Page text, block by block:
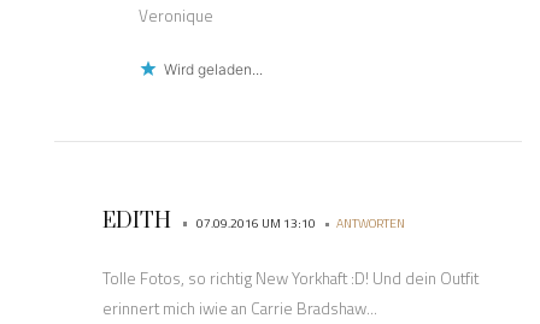
Veronique
Wird geladen...
EDITH • 07.09.2016 UM 13:10 • ANTWORTEN
Tolle Fotos, so richtig New Yorkhaft :D! Und dein Outfit
erinnert mich iwie an Carrie Bradshaw…